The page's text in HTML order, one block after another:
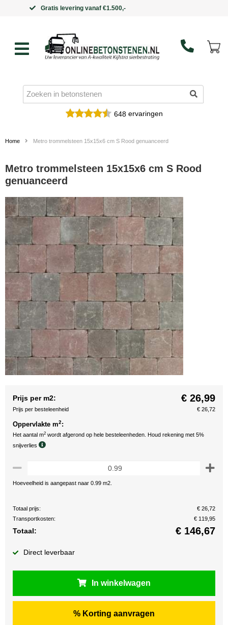
Binnen 5 werkdagen in huis
648ervaringen
Home Metro trommelsteen 15x15x6 cm S Rood genuanceerd
Metro trommelsteen 15x15x6 cm S Rood
genuanceerd
Prijs per m2: € 26,99
Prijs per besteleenheid € 26,72
Oppervlakte m2:
Het aantal m2 wordt afgerond op hele besteleenheden. Houd rekening met 5%
snijverlies
Hoeveelheid is aangepast naar 0.99 m2.
Totaal prijs:
€ 26,72
Transportkosten:
€ 119,95
Totaal: € 146,67
Direct leverbaar
In winkelwagen
% Korting aanvragen